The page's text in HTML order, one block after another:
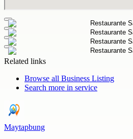
Related links
Browse all Business Listing
Search more in service
Maytapbung